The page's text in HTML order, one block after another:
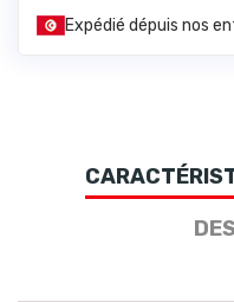
Expédié dépuis nos